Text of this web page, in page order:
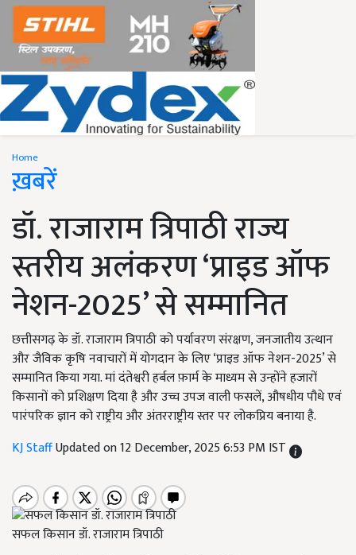
Home
ख़बरें
डॉ. राजाराम त्रिपाठी राज्य
स्तरीय अलंकरण ‘प्राइड ऑफ
नेशन-2025’ से सम्मानित
छत्तीसगढ़ के डॉ. राजाराम त्रिपाठी को पर्यावरण संरक्षण, जनजातीय उत्थान
और जैविक कृषि नवाचारों में योगदान के लिए ‘प्राइड ऑफ नेशन-2025’ से
सम्मानित किया गया. मां दंतेश्वरी हर्बल फ़ार्म के माध्यम से उन्होंने हजारों
किसानों को प्रशिक्षण दिया है और उच्च उपज वाली फसलें, औषधीय पौधे एवं
पारंपरिक ज्ञान को राष्ट्रीय और अंतरराष्ट्रीय स्तर पर लोकप्रिय बनाया है.
KJ StaffUpdated on 12 December, 2025 6:53 PM IST
सफल किसान डॉ. राजाराम त्रिपाठी